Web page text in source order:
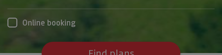
Online booking